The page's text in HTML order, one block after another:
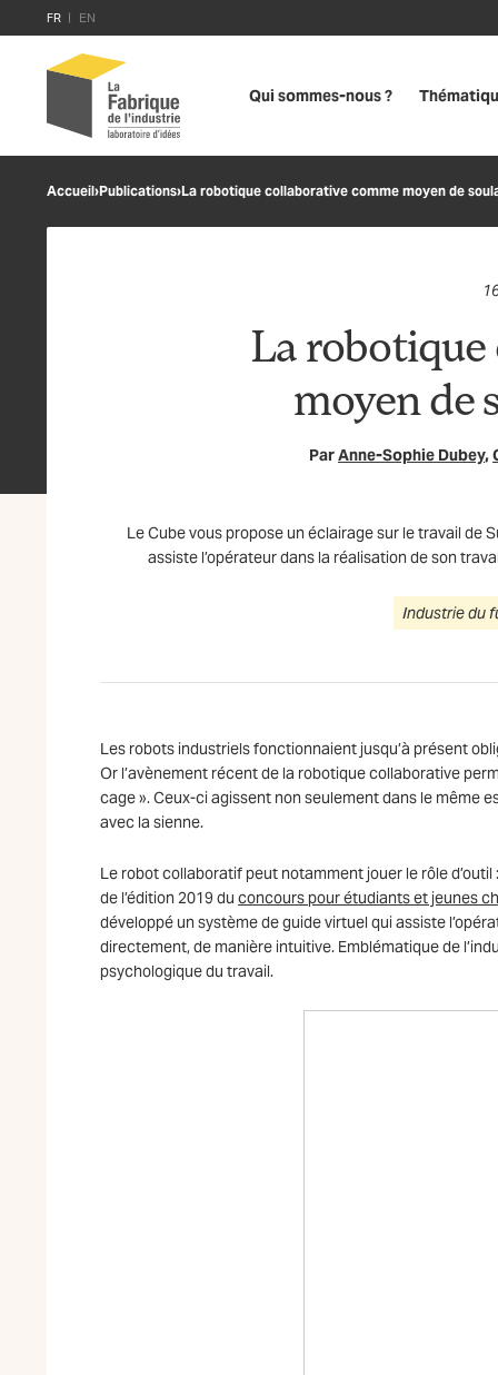
FR
EN
Qui sommes-nous ?
Accueil›Publications›La robotique collaborative comme moyen de
La
moyen de
ParAnne-Sophie Dubey,
Le Cube vous propose un éclairage sur le travail de
assiste l’opérateur dans la réalisation de son
Industrie du
Les robots industriels fonctionnaient jusqu’à présent
Or l’avènement récent de la robotique collaborative
cage ». Ceux-ci agissent non seulement dans le même
avec la sienne.
Le robot collaboratif peut notamment jouer le rôle
de l’édition 2019 du concours pour étudiants et jeunes
développé un système de guide virtuel qui assiste
directement, de manière intuitive. Emblématique de
psychologique du travail.